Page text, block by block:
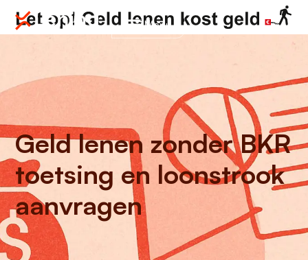
Menu
Geld lenen zonder BKR
toetsing en loonstrook
aanvragen